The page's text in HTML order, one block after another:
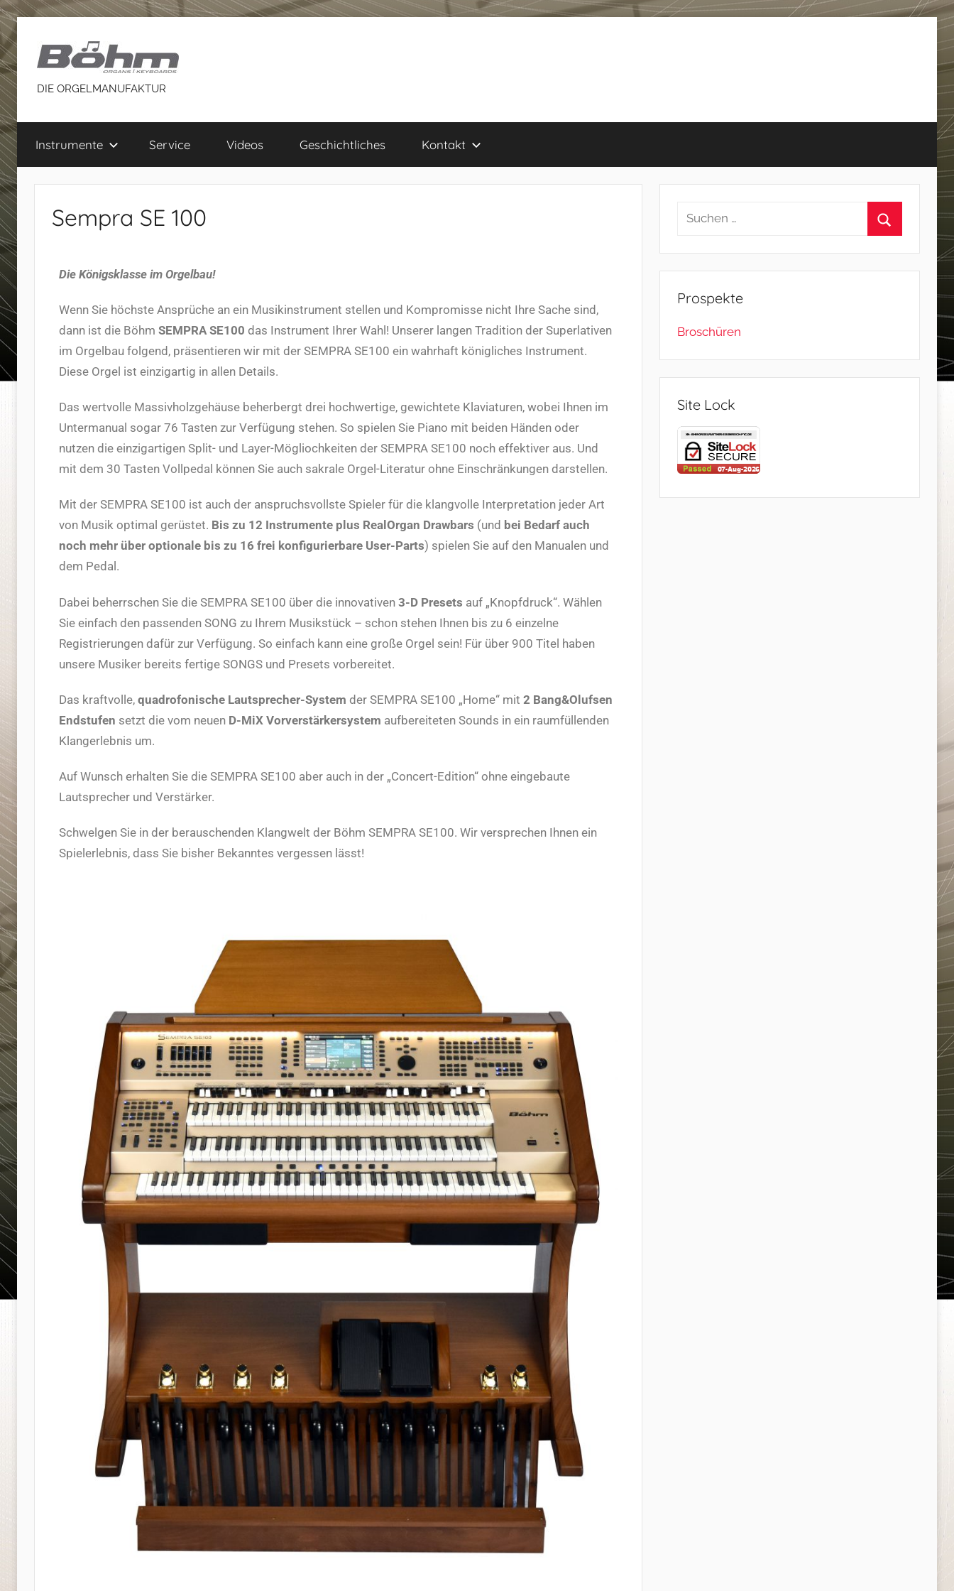
DIE ORGELMANUFAKTUR
Instrumente Service Videos Geschichtliches Kontakt
Sempra SE 100
Die Königsklasse im Orgelbau!
Wenn Sie höchste Ansprüche an ein Musikinstrument stellen und Kompromisse nicht Ihre Sache sind,
dann ist die Böhm SEMPRA SE100 das Instrument Ihrer Wahl! Unserer langen Tradition der Superlativen
im Orgelbau folgend, präsentieren wir mit der SEMPRA SE100 ein wahrhaft königliches Instrument.
Diese Orgel ist einzigartig in allen Details.
Das wertvolle Massivholzgehäuse beherbergt drei hochwertige, gewichtete Klaviaturen, wobei Ihnen im
Untermanual sogar 76 Tasten zur Verfügung stehen. So spielen Sie Piano mit beiden Händen oder
nutzen die einzigartigen Split- und Layer-Mögliochkeiten der SEMPRA SE100 noch effektiver aus. Und
mit dem 30 Tasten Vollpedal können Sie auch sakrale Orgel-Literatur ohne Einschränkungen darstellen.
Mit der SEMPRA SE100 ist auch der anspruchsvollste Spieler für die klangvolle Interpretation jeder Art
von Musik optimal gerüstet. Bis zu 12 Instrumente plus RealOrgan Drawbars (und bei Bedarf auch
noch mehr über optionale bis zu 16 frei konfigurierbare User-Parts) spielen Sie auf den Manualen und
dem Pedal.
Dabei beherrschen Sie die SEMPRA SE100 über die innovativen 3-D Presets auf „Knopfdruck“. Wählen
Sie einfach den passenden SONG zu Ihrem Musikstück – schon stehen Ihnen bis zu 6 einzelne
Registrierungen dafür zur Verfügung. So einfach kann eine große Orgel sein! Für über 900 Titel haben
unsere Musiker bereits fertige SONGS und Presets vorbereitet.
Das kraftvolle, quadrofonische Lautsprecher-System der SEMPRA SE100 „Home“ mit 2 Bang&Olufsen
Endstufen setzt die vom neuen D-MiX Vorverstärkersystem aufbereiteten Sounds in ein raumfüllenden
Klangerlebnis um.
Auf Wunsch erhalten Sie die SEMPRA SE100 aber auch in der „Concert-Edition“ ohne eingebaute
Lautsprecher und Verstärker.
Schwelgen Sie in der berauschenden Klangwelt der Böhm SEMPRA SE100. Wir versprechen Ihnen ein
Spielerlebnis, dass Sie bisher Bekanntes vergessen lässt!
Prospekte
Broschüren
Site Lock